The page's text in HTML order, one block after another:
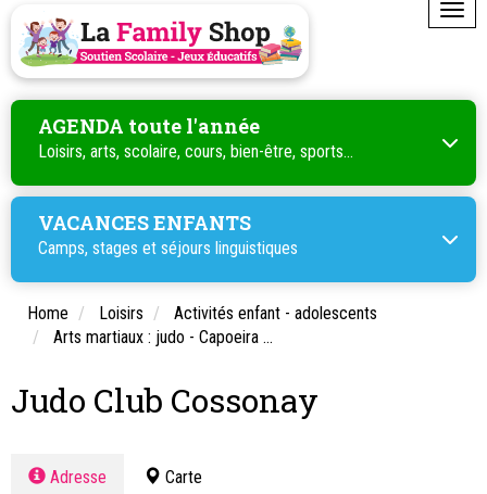
AGENDA toute l'année
Loisirs, arts, scolaire, cours, bien-être, sports...
VACANCES ENFANTS
Camps, stages et séjours linguistiques
Home Loisirs
Activités enfant - adolescents
Arts martiaux : judo - Capoeira ...
Judo Club Cossonay
Adresse Carte